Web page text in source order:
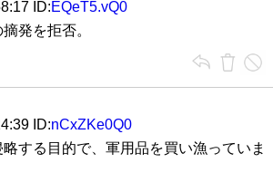
ID:EQeT5.vQ0
発を拒否。
ID:nCxZKe0Q0
する目的で、軍用品を買い漁っていま